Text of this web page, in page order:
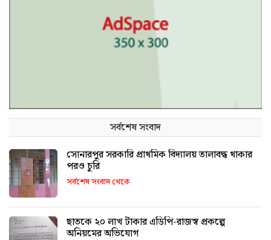
সর্বশেষ সংবাদ
সোনারপুর সরকারি প্রাথমিক বিদ্যালয় তালাবদ্ধ থাকার
পরও চুরি
সর্বশেষ সংবাদ থেকে
ছাতকে ২০ লাখ টাকার এডিপি-রাজস্ব প্রকল্পে
অনিয়মের অভিযোগ